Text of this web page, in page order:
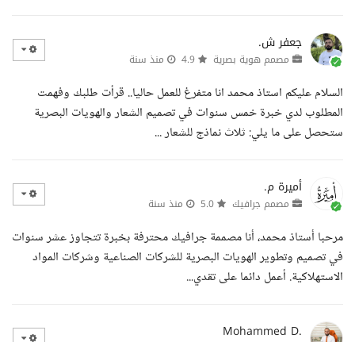
جعفر ش.
مصمم هوية بصرية منذ سنة
السلام عليكم استاذ محمد انا متفرغ للعمل حاليا.. قرأت طلبك وفهمت
المطلوب لدي خبرة خمس سنوات في تصميم الشعار والهويات البصرية
ستحصل على ما يلي: ثلاث نماذج للشعار ...
أميرة م.
مصمم جرافيك منذ سنة
مرحبا أستاذ محمد، أنا مصممة جرافيك محترفة بخبرة تتجاوز عشر سنوات
في تصميم وتطوير الهويات البصرية للشركات الصناعية وشركات المواد
الاستهلاكية. أعمل دائما على تقدي...
Mohammed D.